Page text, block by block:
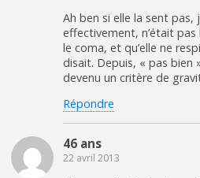
Ah ben si elle la sent pas,
effectivement, n’était pas
le coma, et qu’elle ne
disait. Depuis, « pas bien
devenu un critère de
Répondre
46 ans
22 avril 2013